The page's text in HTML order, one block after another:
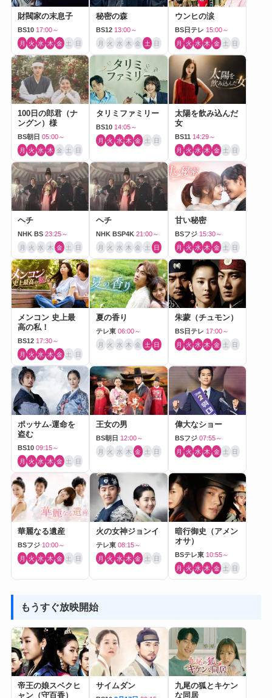
財閥家の末息子
BS10 17:00～
月 火 水 木 金 土 日
秘密の森
BS12 13:00～
月 火 水 木 金 土 日
ウンヒの涙
BS日テレ 15:00～
月 火 水 木 金 土 日
100日の郎君（ナ
ングン）様
BS朝日 05:00～
月 火 水 木 金 土 日
タリミファミリー
BS10 14:05～
月 火 水 木 金 土 日
太陽を飲み込んだ
女
BS11 14:29～
月 火 水 木 金 土 日
ヘチ
NHK BS 23:25～
月 火 水 木 金 土 日
ヘチ
NHK BSP4K 21:00～
月 火 水 木 金 土 日
甘い秘密
BSフジ 15:30～
月 火 水 木 金 土 日
メンコン 史上最
高の私！
BS12 17:30～
月 火 水 木 金 土 日
夏の香り
テレ東 06:00～
月 火 水 木 金 土 日
朱蒙（チュモン）
BS日テレ 17:00～
月 火 水 木 金 土 日
ポッサム-運命を
盗む
BS10 09:15～
月 火 水 木 金 土 日
王女の男
BS朝日 12:00～
月 火 水 木 金 土 日
偉大なショー
BSフジ 07:55～
月 火 水 木 金 土 日
華麗なる遺産
BSフジ 10:00～
月 火 水 木 金 土 日
火の女神ジョンイ
テレ東 08:15～
月 火 水 木 金 土 日
暗行御史（アメン
オサ）
BSテレ東 10:55～
月 火 水 木 金 土 日
もうすぐ放映開始
帝王の娘スベクヒ
ャン（守百香）
サイムダン
九尾の狐とキケン
な同居